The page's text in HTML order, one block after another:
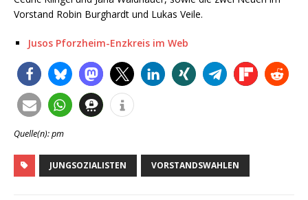
Vorstand Robin Burghardt und Lukas Veile.
Jusos Pforzheim-Enzkreis im Web
Quelle(n): pm
JUNGSOZIALISTEN VORSTANDSWAHLEN